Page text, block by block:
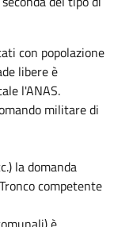
con popolazione
libere è
l'ANAS.
militare di
la domanda
competente